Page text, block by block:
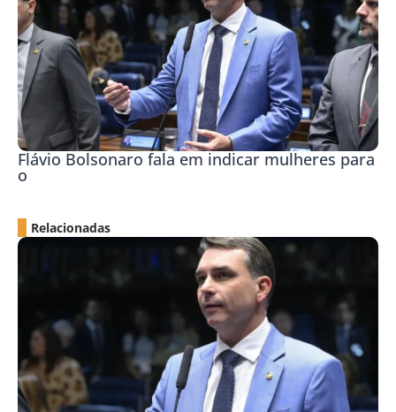
Flávio Bolsonaro fala em indicar mulheres para
o
Relacionadas